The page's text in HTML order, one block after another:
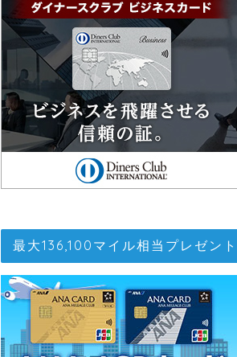
最大136,100マイル相当プレゼント